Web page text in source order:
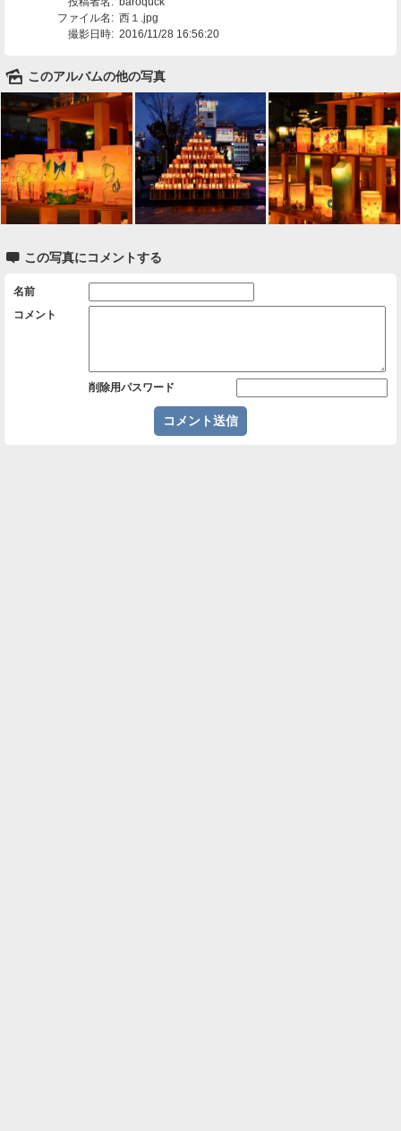
ファイル名: 西１.jpg
撮影日時: 2016/11/28 16:56:20
🌄 このアルバムの他の写真
 この写真にコメントする
名前
コメント
削除用パスワード